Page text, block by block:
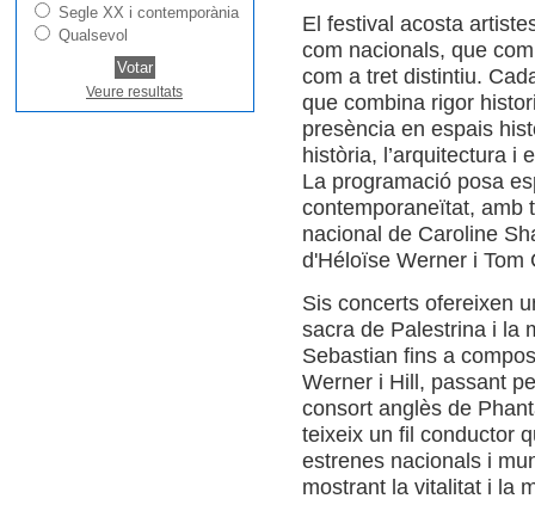
Segle XX i contemporània
Qualsevol
Veure resultats
El festival acosta
com nacionals, que
com a tret distintiu.
que combina rigor
presència en espais
història, l’arquitectura i
La programació posa
contemporaneïtat, amb
nacional de Caroline
d'Héloïse Werner i Tom
Sis concerts ofereixen
sacra de Palestrina i la
Sebastian fins a
Werner i Hill, passant
consort anglès de
teixeix un fil conductor
estrenes nacionals i
mostrant la vitalitat i la